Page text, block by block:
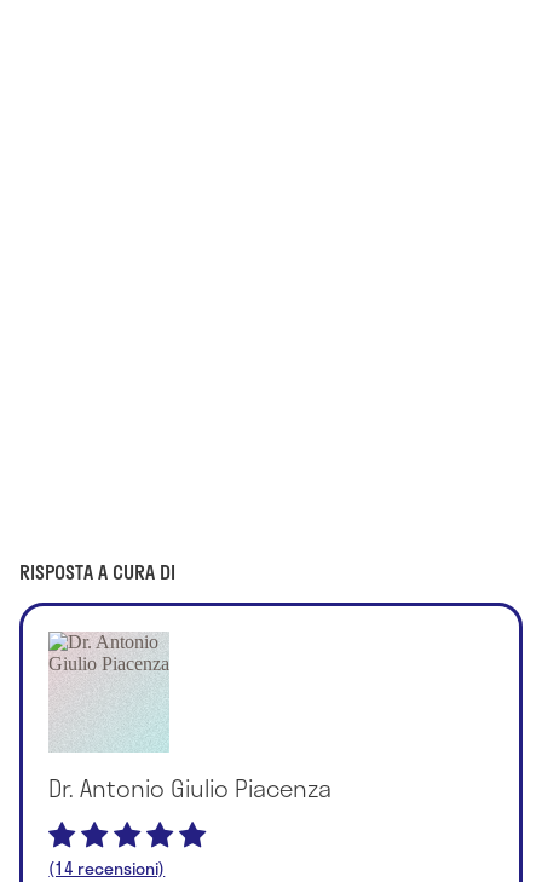
RISPOSTA A CURA DI
Dr. Antonio Giulio Piacenza
(14 recensioni)